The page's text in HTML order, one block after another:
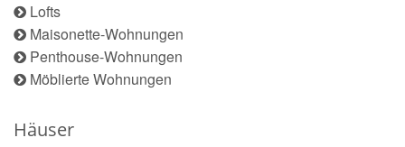
Lofts
Maisonette-Wohnungen
Penthouse-Wohnungen
Möblierte Wohnungen
Häuser